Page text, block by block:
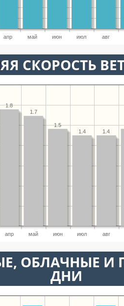
апр май июн июл авг
СКОРОСТЬ
апр май июн июл авг
1.4
1.4
1.5
1.7
1.8
ОБЛАЧНЫЕ И
ДНИ